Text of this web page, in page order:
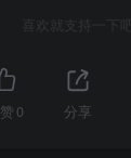
喜欢就支持一下吧
0 分享